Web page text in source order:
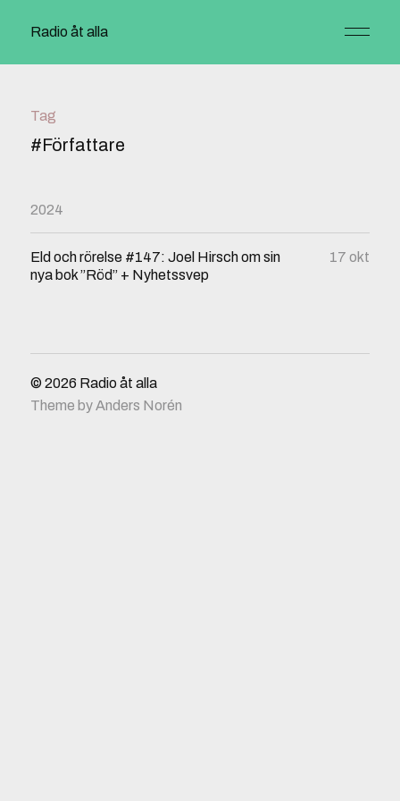
Radio åt alla
Tag
#Författare
2024
Eld och rörelse #147: Joel Hirsch om sin
nya bok ”Röd” + Nyhetssvep
17 okt
© 2026 Radio åt alla
Theme byAnders Norén